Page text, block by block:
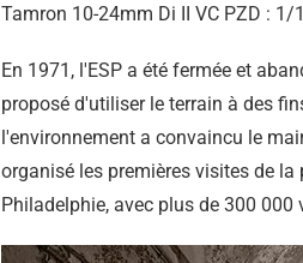
Tamron 10-24mm Di II VC PZD : 1/
En 1971, l'ESP a été fermée et
proposé d'utiliser le terrain à des
l'environnement a convaincu le
organisé les premières visites de
Philadelphie, avec plus de 300